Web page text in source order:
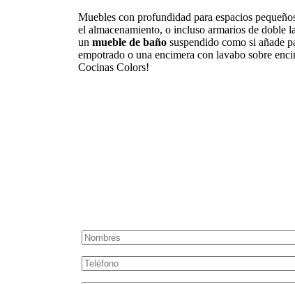
Muebles con profundidad para espacios
el almacenamiento, o incluso armarios de doble
un mueble de baño suspendido como si añade
empotrado o una encimera con lavabo sobre
Cocinas Colors!